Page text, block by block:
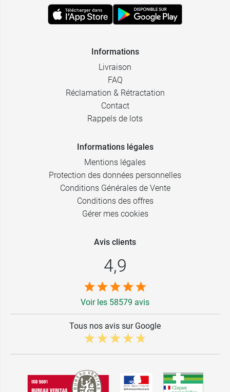
Informations
Livraison
FAQ
Réclamation & Rétractation
Contact
Rappels de lots
Informations légales
Mentions légales
Protection des données personnelles
Conditions Générales de Vente
Conditions des offres
Gérer mes cookies
Avis clients
4,9
Voir les 58579 avis
Tous nos avis sur Google